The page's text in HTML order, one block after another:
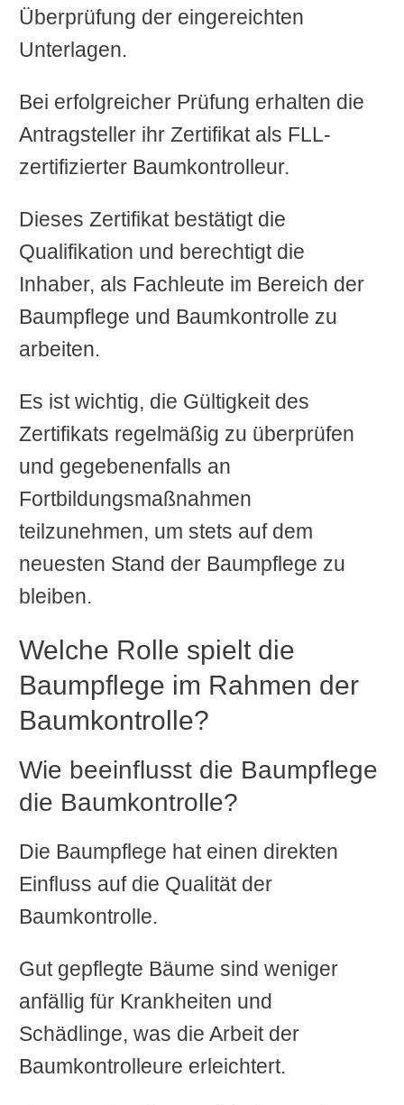
Überprüfung der eingereichten
Unterlagen.
Bei erfolgreicher Prüfung erhalten die
Antragsteller ihr Zertifikat als FLL-
zertifizierter Baumkontrolleur.
Dieses Zertifikat bestätigt die
Qualifikation und berechtigt die
Inhaber, als Fachleute im Bereich der
Baumpflege und Baumkontrolle zu
arbeiten.
Es ist wichtig, die Gültigkeit des
Zertifikats regelmäßig zu überprüfen
und gegebenenfalls an
Fortbildungsmaßnahmen
teilzunehmen, um stets auf dem
neuesten Stand der Baumpflege zu
bleiben.
Welche Rolle spielt die
Baumpflege im Rahmen der
Baumkontrolle?
Wie beeinflusst die Baumpflege
die Baumkontrolle?
Die Baumpflege hat einen direkten
Einfluss auf die Qualität der
Baumkontrolle.
Gut gepflegte Bäume sind weniger
anfällig für Krankheiten und
Schädlinge, was die Arbeit der
Baumkontrolleure erleichtert.